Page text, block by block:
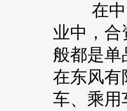
在中
业中，合
般都是单
在东风有
车、乘用